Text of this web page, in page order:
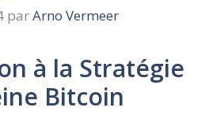
parArno Vermeer
à la Stratégie
Bitcoin